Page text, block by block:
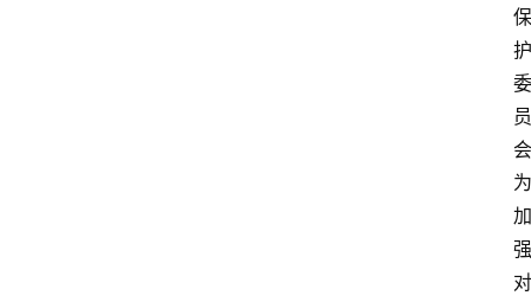
保
护
委
员
会
为
加
强
对